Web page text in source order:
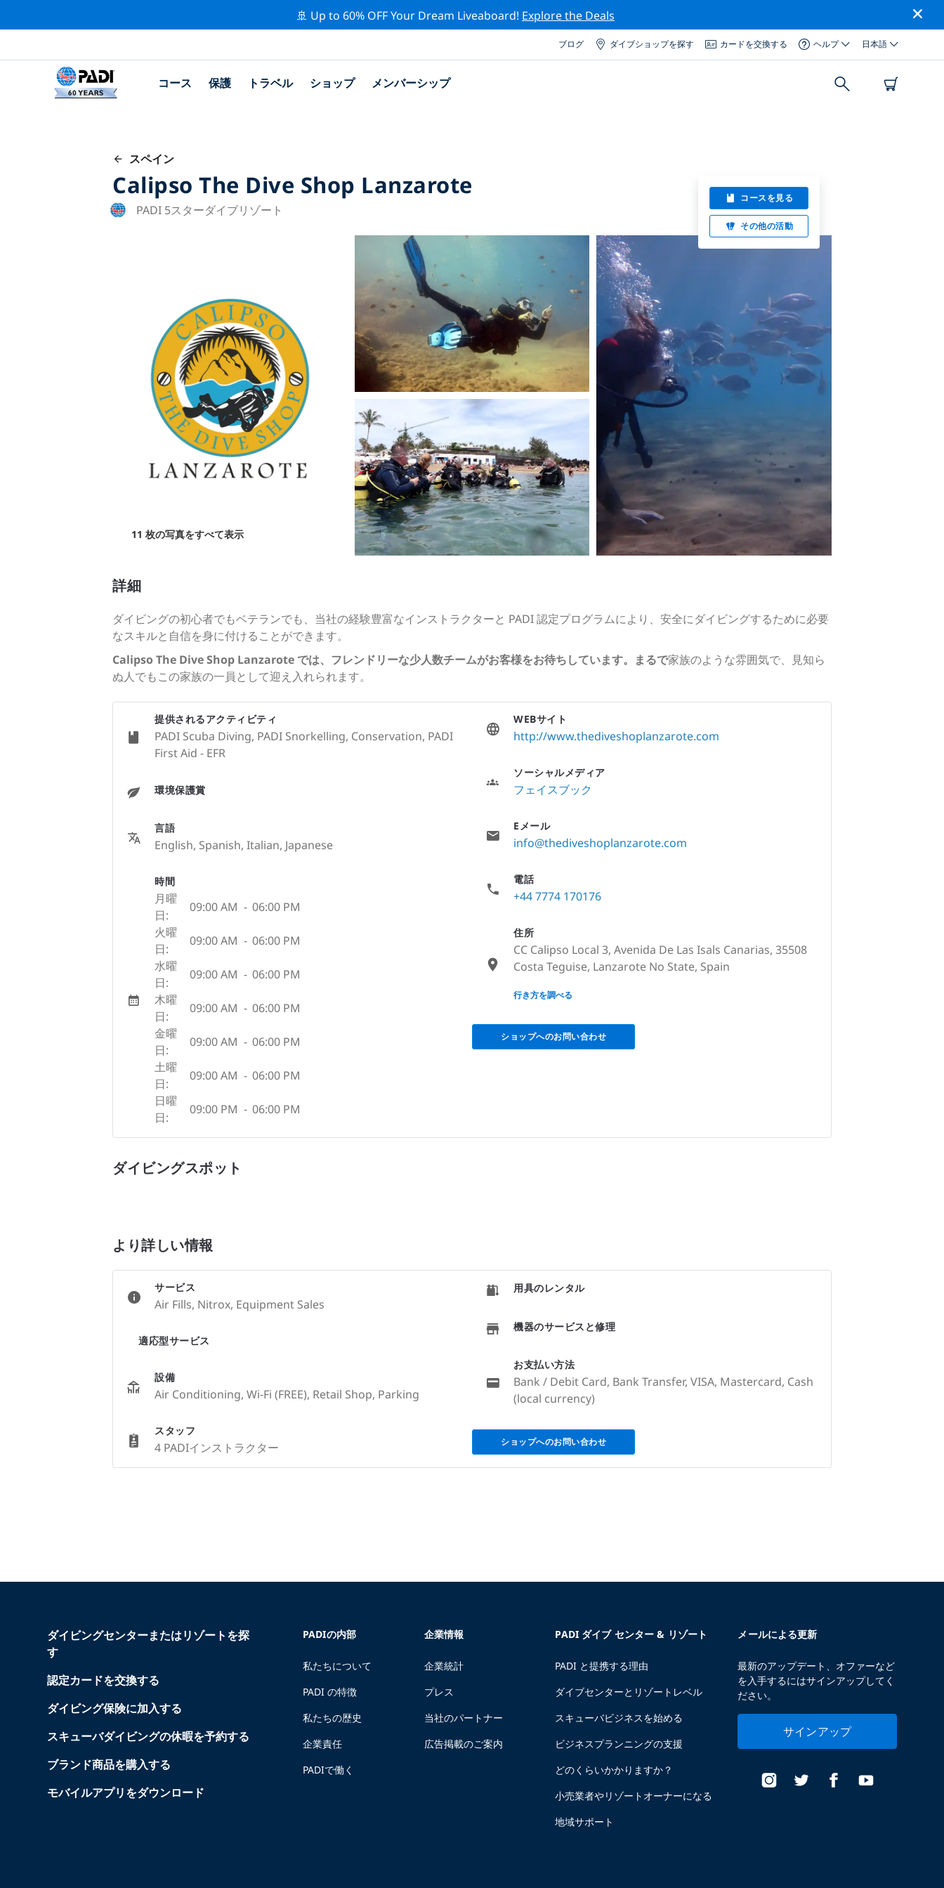
🚢 Up to 60% OFF Your Dream Liveaboard! Explore the Deals
ブログ ダイブショップを探す カードを交換する ヘルプ 日本語
コース 保護 トラベル ショップ メンバーシップ
スペイン
Calipso The Dive Shop Lanzarote
PADI 5スターダイブリゾート
コースを見る
その他の活動
11 枚の写真をすべて表示
詳細
ダイビングの初心者でもベテランでも、当社の経験豊富なインストラクターと PADI 認定プログラムにより、安全にダイビングするために必要
なスキルと自信を身に付けることができます。
Calipso The Dive Shop Lanzarote では、フレンドリーな少人数チームがお客様をお待ちしています。まるで家族のような雰囲気で、見知ら
ぬ人でもこの家族の一員として迎え入れられます。
提供されるアクティビティ
PADI Scuba Diving, PADI Snorkelling, Conservation, PADI
First Aid - EFR
環境保護賞
言語
English, Spanish, Italian, Japanese
時間
月曜
日:
09:00 AM - 06:00 PM
火曜
日:
09:00 AM - 06:00 PM
水曜
日:
09:00 AM - 06:00 PM
木曜
日:
09:00 AM - 06:00 PM
金曜
日:
09:00 AM - 06:00 PM
土曜
日:
09:00 AM - 06:00 PM
日曜
日:
09:00 PM - 06:00 PM
WEBサイト
http://www.thediveshoplanzarote.com
ソーシャルメディア
フェイスブック
Eメール
info@thediveshoplanzarote.com
電話
+44 7774 170176
住所
CC Calipso Local 3, Avenida De Las Isals Canarias, 35508
Costa Teguise, Lanzarote No State, Spain
None
行き方を調べる
ショップへのお問い合わせ
ダイビングスポット
より詳しい情報
サービス
Air Fills, Nitrox, Equipment Sales
適応型サービス
設備
Air Conditioning, Wi-Fi (FREE), Retail Shop, Parking
スタッフ
4 PADIインストラクター
用具のレンタル
機器のサービスと修理
お支払い方法
Bank / Debit Card, Bank Transfer, VISA, Mastercard, Cash
(local currency)
ショップへのお問い合わせ
ダイビングセンターまたはリゾートを探
す
認定カードを交換する
ダイビング保険に加入する
スキューバダイビングの休暇を予約する
ブランド商品を購入する
モバイルアプリをダウンロード
PADIの内部
私たちについて
PADI の特徴
私たちの歴史
企業責任
PADIで働く
企業情報
企業統計
プレス
当社のパートナー
広告掲載のご案内
PADI ダイブ センター & リゾート
PADI と提携する理由
ダイブセンターとリゾートレベル
スキューバビジネスを始める
ビジネスプランニングの支援
どのくらいかかりますか？
小売業者やリゾートオーナーになる
地域サポート
メールによる更新
最新のアップデート、オファーなど
を入手するにはサインアップしてく
ださい。
サインアップ